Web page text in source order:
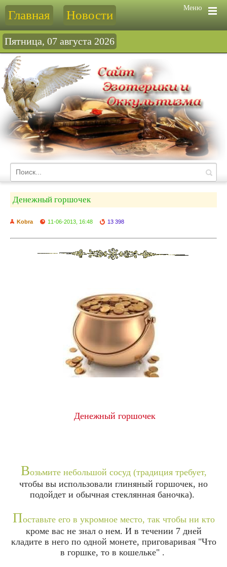
Меню
Главная Новости
Пятница, 07 августа 2026
Денежный горшочек
Kobra 11-06-2013, 16:48 13 398
Денежный горшочек
Возьмите небольшой сосуд (традиция требует,
чтобы вы использовали глиняный горшочек, но
подойдет и обычная стеклянная баночка).
Поставьте его в укромное место, так чтобы ни кто
кроме вас не знал о нем. И в течении 7 дней
кладите в него по одной монете, приговаривая "Что
в горшке, то в кошельке" .